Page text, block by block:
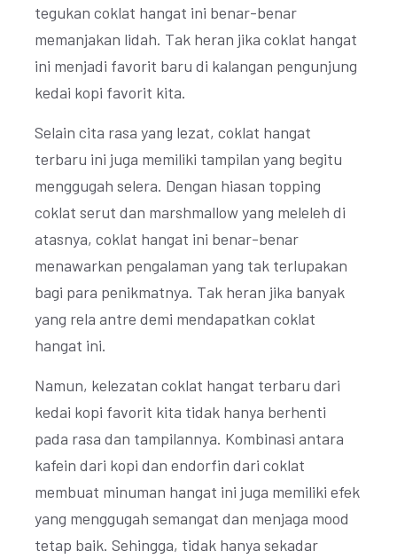
tegukan coklat hangat ini benar-benar
memanjakan lidah. Tak heran jika coklat hangat
ini menjadi favorit baru di kalangan pengunjung
kedai kopi favorit kita.
Selain cita rasa yang lezat, coklat hangat
terbaru ini juga memiliki tampilan yang begitu
menggugah selera. Dengan hiasan topping
coklat serut dan marshmallow yang meleleh di
atasnya, coklat hangat ini benar-benar
menawarkan pengalaman yang tak terlupakan
bagi para penikmatnya. Tak heran jika banyak
yang rela antre demi mendapatkan coklat
hangat ini.
Namun, kelezatan coklat hangat terbaru dari
kedai kopi favorit kita tidak hanya berhenti
pada rasa dan tampilannya. Kombinasi antara
kafein dari kopi dan endorfin dari coklat
membuat minuman hangat ini juga memiliki efek
yang menggugah semangat dan menjaga mood
tetap baik. Sehingga, tidak hanya sekadar